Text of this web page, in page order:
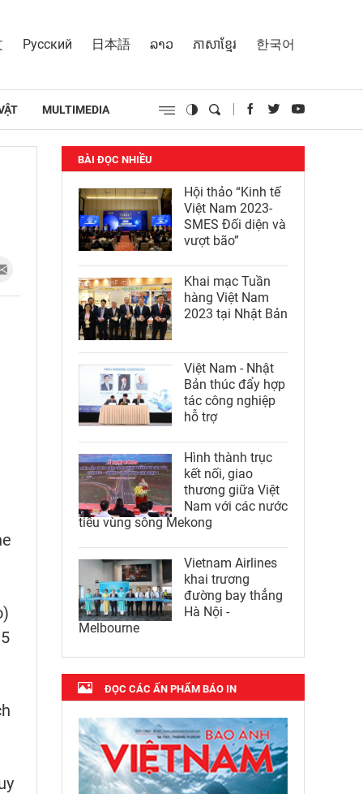
Русский 日本語 ລາວ ភាសាខ្មែរ 한국어
MULTIMEDIA
BÀI ĐỌC NHIỀU
Hội thảo “Kinh tế
Việt Nam 2023-
SMES Đối diện và
vượt bão”
Khai mạc Tuần
hàng Việt Nam
2023 tại Nhật Bản
Việt Nam - Nhật
Bản thúc đẩy hợp
tác công nghiệp
hỗ trợ
Hình thành trục
kết nối, giao
thương giữa Việt
Nam với các nước
tiểu vùng sông Mekong
Vietnam Airlines
khai trương
đường bay thẳng
Hà Nội -
Melbourne
ĐỌC CÁC ẤN PHẨM BÁO IN